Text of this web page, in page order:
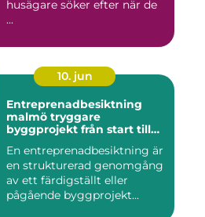
husägare söker efter när de
...
10. jun
Entreprenadbesiktning
malmö tryggare
byggprojekt från start till
En entreprenadbesiktning är
en strukturerad genomgång
av ett färdigställt eller
pågående byggprojekt...